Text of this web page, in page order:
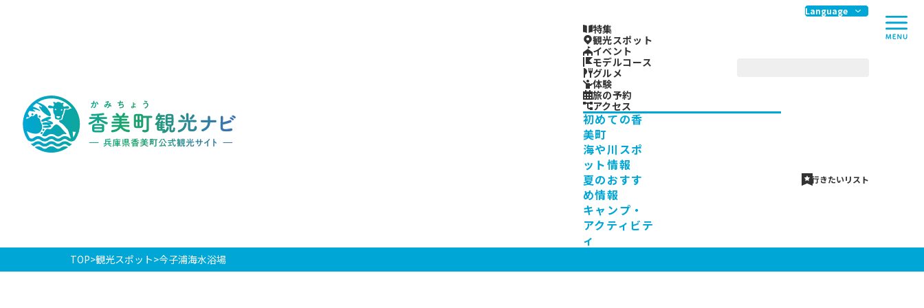
香
美
町
観
光
美
町
公
式
観
光
Language
行きたいリスト
特集
観光スポット
イベント
モデルコース
グルメ
体験
旅の予約
アクセス
初めての香
美町
海や川スポ
ット情報
夏のおすす
め情報
キャンプ・
アクティビテ
ィ
TOP 観光スポット 今子浦海水浴場